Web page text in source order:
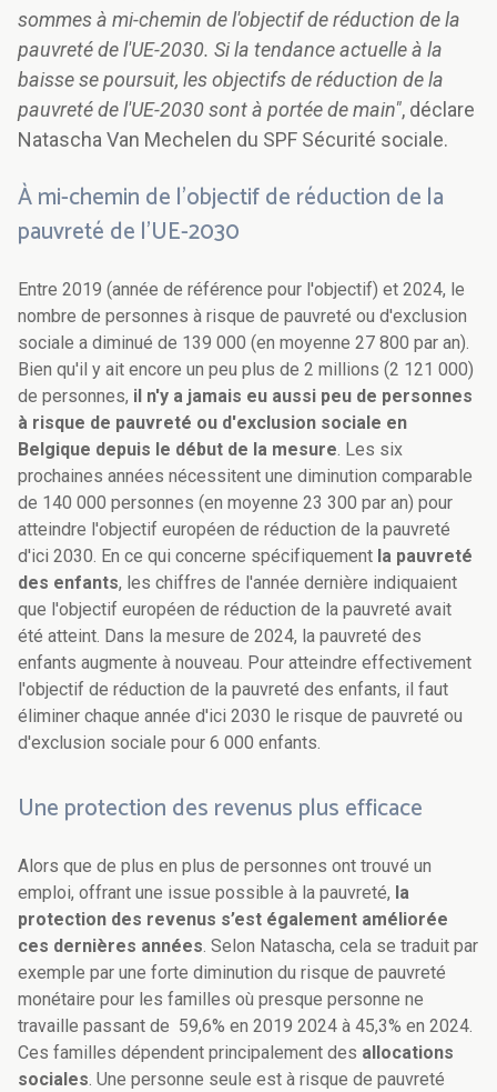
sommes à mi-chemin de l'objectif de réduction de la
pauvreté de l'UE-2030. Si la tendance actuelle à la
baisse se poursuit, les objectifs de réduction de la
pauvreté de l'UE-2030 sont à portée de main", déclare
Natascha Van Mechelen du SPF Sécurité sociale.
À mi-chemin de l'objectif de réduction de la
pauvreté de l'UE-2030
Entre 2019 (année de référence pour l'objectif) et 2024, le
nombre de personnes à risque de pauvreté ou d'exclusion
sociale a diminué de 139 000 (en moyenne 27 800 par an).
Bien qu'il y ait encore un peu plus de 2 millions (2 121 000)
de personnes, il n'y a jamais eu aussi peu de personnes
à risque de pauvreté ou d'exclusion sociale en
Belgique depuis le début de la mesure. Les six
prochaines années nécessitent une diminution comparable
de 140 000 personnes (en moyenne 23 300 par an) pour
atteindre l'objectif européen de réduction de la pauvreté
d'ici 2030. En ce qui concerne spécifiquement la pauvreté
des enfants, les chiffres de l'année dernière indiquaient
que l'objectif européen de réduction de la pauvreté avait
été atteint. Dans la mesure de 2024, la pauvreté des
enfants augmente à nouveau. Pour atteindre effectivement
l'objectif de réduction de la pauvreté des enfants, il faut
éliminer chaque année d'ici 2030 le risque de pauvreté ou
d'exclusion sociale pour 6 000 enfants.
Une protection des revenus plus efficace
Alors que de plus en plus de personnes ont trouvé un
emploi, offrant une issue possible à la pauvreté, la
protection des revenus s’est également améliorée
ces dernières années. Selon Natascha, cela se traduit par
exemple par une forte diminution du risque de pauvreté
monétaire pour les familles où presque personne ne
travaille passant de 59,6% en 2019 2024 à 45,3% en 2024.
Ces familles dépendent principalement des allocations
sociales. Une personne seule est à risque de pauvreté